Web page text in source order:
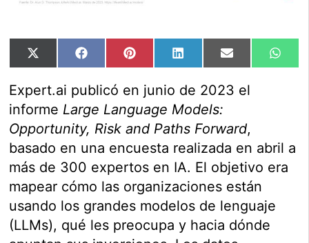
Compartir
en
X
Compartir
en
FacebookCompartir
en
PinterestCompartir
en
LinkedInCompartir
en
Email
en
Expert.ai publicó en junio de 2023 el
informe Large Language Models:
Opportunity, Risk and Paths Forward,
basado en una encuesta realizada en abril a
más de 300 expertos en IA. El objetivo era
mapear cómo las organizaciones están
usando los grandes modelos de lenguaje
(LLMs), qué les preocupa y hacia dónde